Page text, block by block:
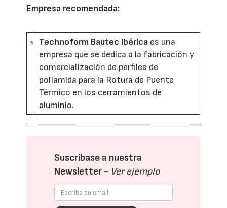
Empresa recomendada:
Technoform Bautec Ibérica es una
empresa que se dedica a la fabricación y
comercialización de perfiles de
poliamida para la Rotura de Puente
Térmico en los cerramientos de
aluminio.
Suscríbase a nuestra
Newsletter - Ver ejemplo